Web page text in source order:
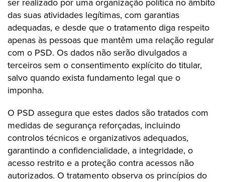
ser realizado por uma organização política no âmbito
das suas atividades legítimas, com garantias
adequadas, e desde que o tratamento diga respeito
apenas às pessoas que mantêm uma relação regular
com o PSD. Os dados não serão divulgados a
terceiros sem o consentimento explícito do titular,
salvo quando exista fundamento legal que o
imponha.
O PSD assegura que estes dados são tratados com
medidas de segurança reforçadas, incluindo
controlos técnicos e organizativos adequados,
garantindo a confidencialidade, a integridade, o
acesso restrito e a proteção contra acessos não
autorizados. O tratamento observa os princípios do